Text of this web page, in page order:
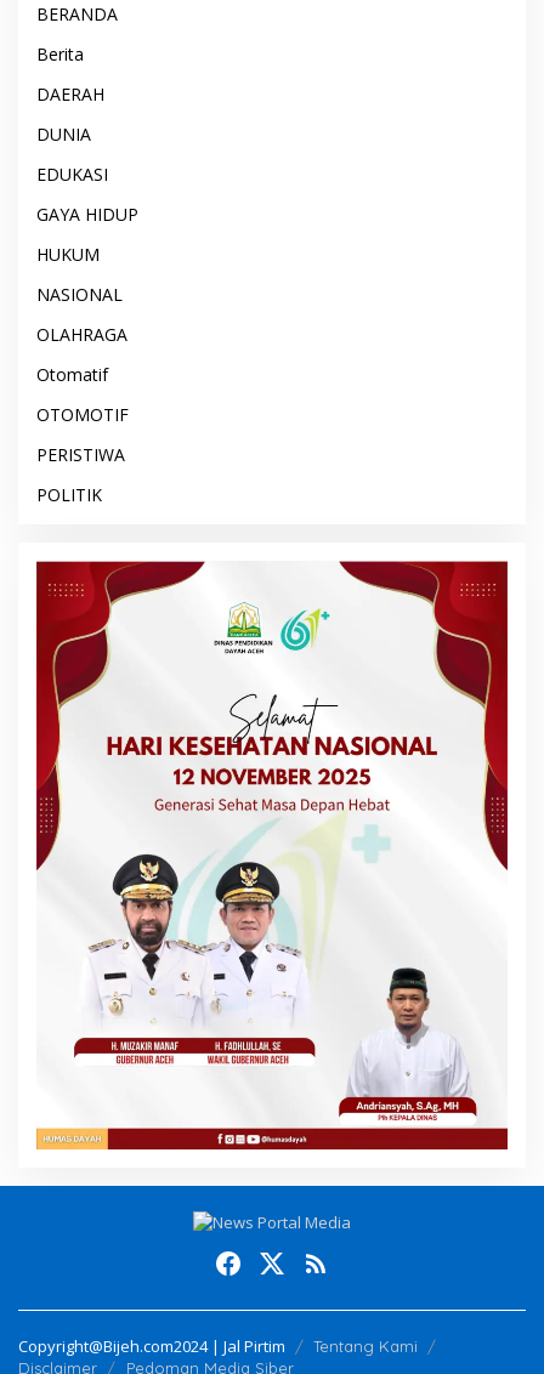
BERANDA
Berita
DAERAH
DUNIA
EDUKASI
GAYA HIDUP
HUKUM
NASIONAL
OLAHRAGA
Otomatif
OTOMOTIF
PERISTIWA
POLITIK
Copyright@Bijeh.com2024 | Jal Pirtim
Tentang Kami
Disclaimer
Pedoman Media Siber